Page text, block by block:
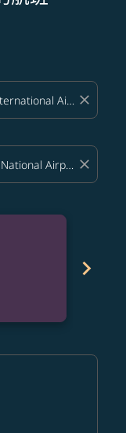
close
close
chevron_right